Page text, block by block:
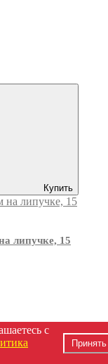
Купить
липучке, 15
с
Принять